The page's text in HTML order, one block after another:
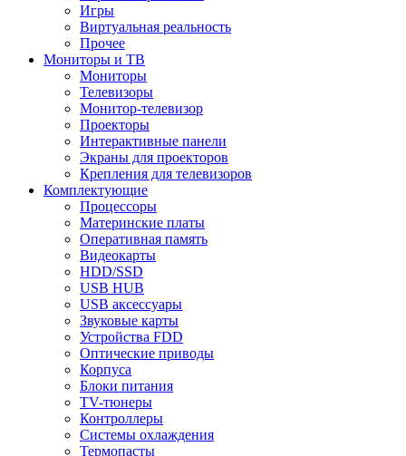
Игры
Виртуальная реальность
Прочее
Мониторы и ТВ
Мониторы
Телевизоры
Монитор-телевизор
Проекторы
Интерактивные панели
Экраны для проекторов
Крепления для телевизоров
Комплектующие
Процессоры
Материнские платы
Оперативная память
Видеокарты
HDD/SSD
USB HUB
USB аксессуары
Звуковые карты
Устройства FDD
Оптические приводы
Корпуса
Блоки питания
TV-тюнеры
Контроллеры
Системы охлаждения
Термопасты